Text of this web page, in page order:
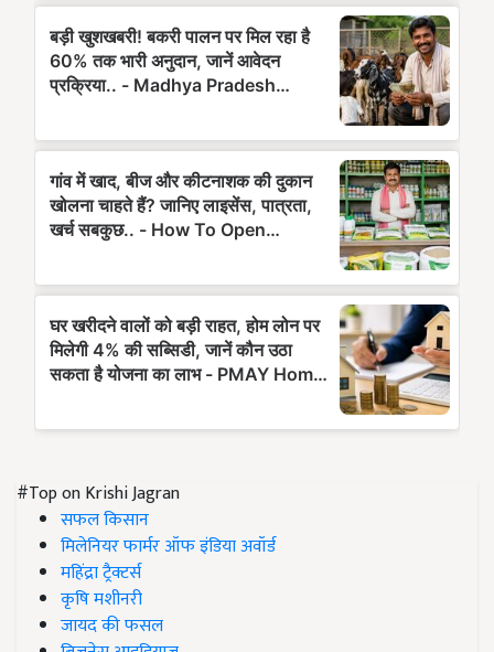
#Top on Krishi Jagran
सफल किसान
मिलेनियर फार्मर ऑफ इंडिया अवॉर्ड
महिंद्रा ट्रैक्टर्स
कृषि मशीनरी
जायद की फसल